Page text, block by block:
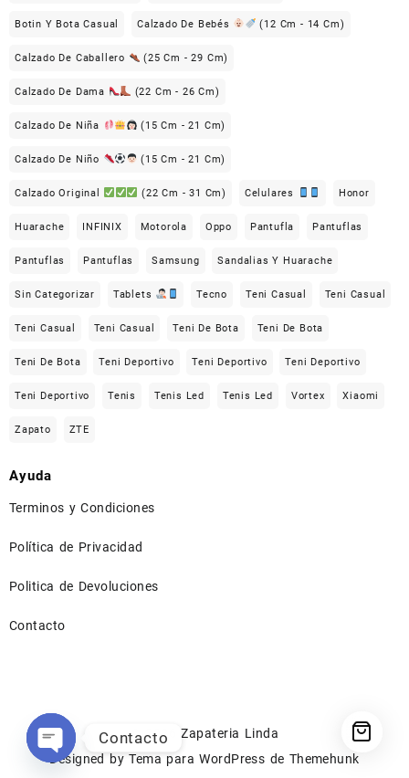
Botin Y Bota Casual Calzado De Bebés (12 Cm - 14 Cm)
Calzado De Caballero (25 Cm - 29 Cm)
Calzado De Dama (22 Cm - 26 Cm)
Calzado De Niña (15 Cm - 21 Cm)
Calzado De Niño (15 Cm - 21 Cm)
Calzado Original (22 Cm - 31 Cm) Celulares Honor
Huarache INFINIX Motorola Oppo Pantufla Pantuflas
Pantuflas Pantuflas Samsung Sandalias Y Huarache
Sin Categorizar Tablets Tecno Teni Casual Teni Casual
Teni Casual Teni Casual Teni De Bota Teni De Bota
Teni De Bota Teni Deportivo Teni Deportivo Teni Deportivo
Teni Deportivo Tenis Tenis Led Tenis Led Vortex Xiaomi
Zapato ZTE
Ayuda
Terminos y Condiciones
Política de Privacidad
Politica de Devoluciones
Contacto
© 2026Zapateria Linda
Designed by Tema para WordPress de Themehunk
Contacto
Open